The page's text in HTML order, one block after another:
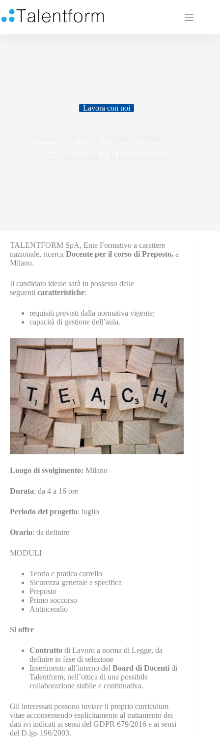
Lavora con noi
TALENTFORM SpA, Ente Formativo a carattere
nazionale, ricerca Docente per il corso di Preposto, a
Milano.
Il candidato ideale sarà in possesso delle
seguenti caratteristiche:
requisiti previsti dalla normativa vigente;
capacità di gestione dell’aula.
Luogo di svolgimento: Milano
Durata: da 4 a 16 ore
Periodo del progetto: luglio
Orario: da definire
MODULI
Teoria e pratica carrello
Sicurezza generale e specifica
Preposto
Primo soccorso
Antincendio
Si offre
Contratto di Lavoro a norma di Legge, da
definire in fase di selezione
Inserimento all’interno del Board di Docenti di
Talentform, nell’ottica di una possibile
collaborazione stabile e continuativa.
Gli interessati possono inviare il proprio curriculum
vitae acconsentendo esplicitamente al trattamento dei
dati ivi indicati ai sensi del GDPR 679/2016 e ai sensi
del D.lgs 196/2003.